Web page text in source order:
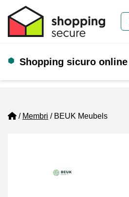
Shopping sicuro online
Home
Membri BEUK Meubels